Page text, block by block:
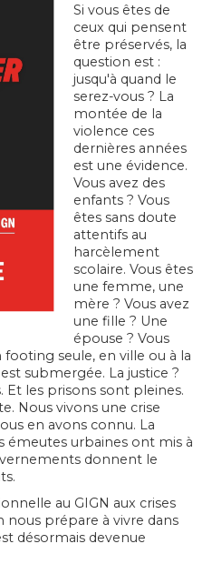
Si vous êtes de
ceux qui pensent
être préservés, la
question est :
jusqu'à quand le
serez-vous ? La
montée de la
violence ces
dernières années
est une évidence.
Vous avez des
enfants ? Vous
êtes sans doute
attentifs au
harcèlement
scolaire. Vous êtes
une femme, une
mère ? Vous avez
une fille ? Une
épouse ? Vous
seule, en ville ou à la
submergée. La justice ?
Et les prisons sont pleines.
Nous vivons une crise
en avons connu. La
émeutes urbaines ont mis à
donnent le
au GIGN aux crises
prépare à vivre dans
désormais devenue